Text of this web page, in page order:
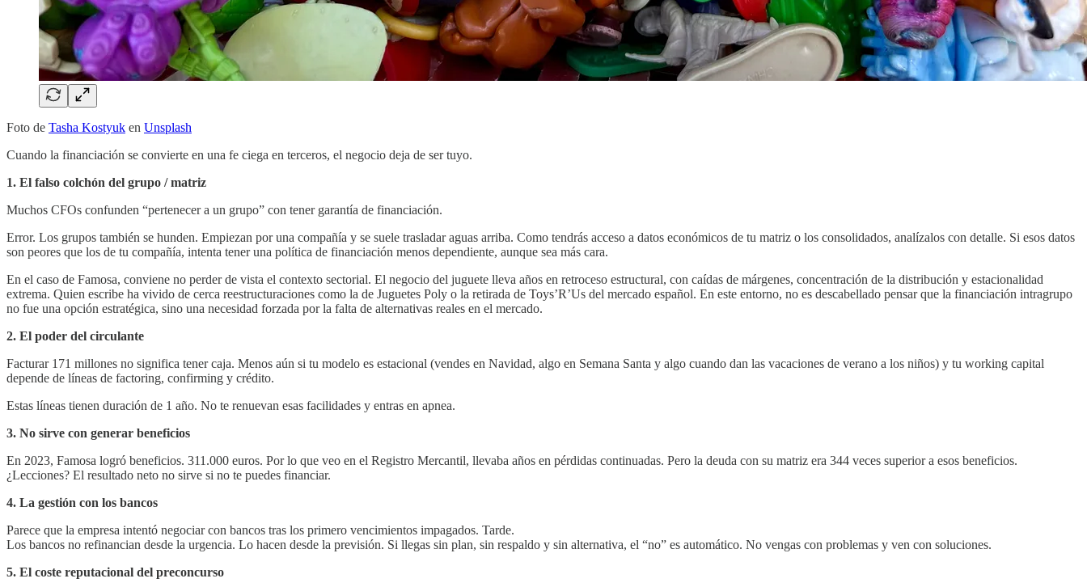
Foto de Tasha Kostyuk en Unsplash
Cuando la financiación se convierte en una fe ciega en terceros, el negocio deja de ser tuyo.
1. El falso colchón del grupo / matriz
Muchos CFOs confunden “pertenecer a un grupo” con tener garantía de financiación.
Error. Los grupos también se hunden. Empiezan por una compañía y se suele trasladar aguas arriba. Como tendrás acceso a datos económicos de tu matriz o los consolidados, analízalos con detalle. Si esos datos
son peores que los de tu compañía, intenta tener una política de financiación menos dependiente, aunque sea más cara.
En el caso de Famosa, conviene no perder de vista el contexto sectorial. El negocio del juguete lleva años en retroceso estructural, con caídas de márgenes, concentración de la distribución y estacionalidad
extrema. Quien escribe ha vivido de cerca reestructuraciones como la de Juguetes Poly o la retirada de Toys’R’Us del mercado español. En este entorno, no es descabellado pensar que la financiación intragrupo
no fue una opción estratégica, sino una necesidad forzada por la falta de alternativas reales en el mercado.
2. El poder del circulante
Facturar 171 millones no significa tener caja. Menos aún si tu modelo es estacional (vendes en Navidad, algo en Semana Santa y algo cuando dan las vacaciones de verano a los niños) y tu working capital
depende de líneas de factoring, confirming y crédito.
Estas líneas tienen duración de 1 año. No te renuevan esas facilidades y entras en apnea.
3. No sirve con generar beneficios
En 2023, Famosa logró beneficios. 311.000 euros. Por lo que veo en el Registro Mercantil, llevaba años en pérdidas continuadas. Pero la deuda con su matriz era 344 veces superior a esos beneficios.
¿Lecciones? El resultado neto no sirve si no te puedes financiar.
4. La gestión con los bancos
Parece que la empresa intentó negociar con bancos tras los primero vencimientos impagados. Tarde.
Los bancos no refinancian desde la urgencia. Lo hacen desde la previsión. Si llegas sin plan, sin respaldo y sin alternativa, el “no” es automático. No vengas con problemas y ven con soluciones.
5. El coste reputacional del preconcurso